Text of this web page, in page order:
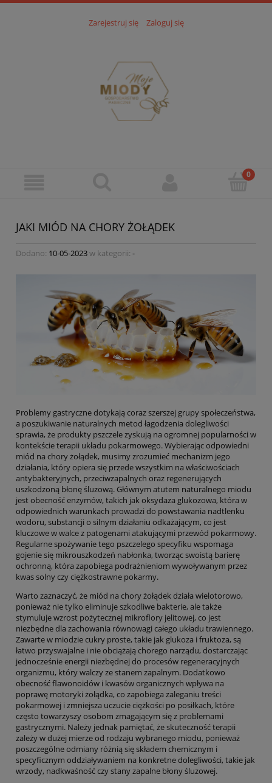
Zarejestruj się Zaloguj się
JAKI MIÓD NA CHORY ŻOŁĄDEK
Dodano: 10-05-2023w kategorii: -
Problemy gastryczne dotykają coraz szerszej grupy społeczeństwa,
a poszukiwanie naturalnych metod łagodzenia dolegliwości
sprawia, że produkty pszczele zyskują na ogromnej popularności w
kontekście terapii układu pokarmowego. Wybierając odpowiedni
miód na chory żołądek, musimy zrozumieć mechanizm jego
działania, który opiera się przede wszystkim na właściwościach
antybakteryjnych, przeciwzapalnych oraz regenerujących
uszkodzoną błonę śluzową. Głównym atutem naturalnego miodu
jest obecność enzymów, takich jak oksydaza glukozowa, która w
odpowiednich warunkach prowadzi do powstawania nadtlenku
wodoru, substancji o silnym działaniu odkażającym, co jest
kluczowe w walce z patogenami atakującymi przewód pokarmowy.
Regularne spożywanie tego pszczelego specyfiku wspomaga
gojenie się mikrouszkodzeń nabłonka, tworząc swoistą barierę
ochronną, która zapobiega podrażnieniom wywoływanym przez
kwas solny czy ciężkostrawne pokarmy.
Warto zaznaczyć, że miód na chory żołądek działa wielotorowo,
ponieważ nie tylko eliminuje szkodliwe bakterie, ale także
stymuluje wzrost pożytecznej mikroflory jelitowej, co jest
niezbędne dla zachowania równowagi całego układu trawiennego.
Zawarte w miodzie cukry proste, takie jak glukoza i fruktoza, są
łatwo przyswajalne i nie obciążają chorego narządu, dostarczając
jednocześnie energii niezbędnej do procesów regeneracyjnych
organizmu, który walczy ze stanem zapalnym. Dodatkowo
obecność flawonoidów i kwasów organicznych wpływa na
poprawę motoryki żołądka, co zapobiega zaleganiu treści
pokarmowej i zmniejsza uczucie ciężkości po posiłkach, które
często towarzyszy osobom zmagającym się z problemami
gastrycznymi. Należy jednak pamiętać, że skuteczność terapii
zależy w dużej mierze od rodzaju wybranego miodu, ponieważ
poszczególne odmiany różnią się składem chemicznym i
specyficznym oddziaływaniem na konkretne dolegliwości, takie jak
wrzody, nadkwaśność czy stany zapalne błony śluzowej.